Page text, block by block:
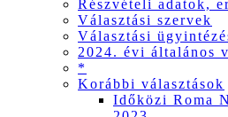
Részvételi adatok,
Választási szervek
Választási
2024. évi általános
*
Korábbi választások
Időközi Roma